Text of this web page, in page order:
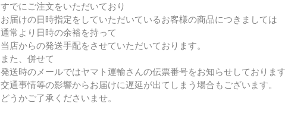
すでにご注文をいただいており
お届けの日時指定をしていただいているお客様の商品につきましては
通常より日時の余裕を持って
当店からの発送手配をさせていただいております。
また、併せて
発送時のメールではヤマト運輸さんの伝票番号をお知らせしております
交通事情等の影響からお届けに遅延が出てしまう場合もございます。
どうかご了承くださいませ。